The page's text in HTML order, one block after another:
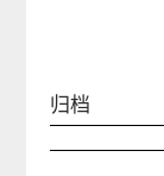
归档